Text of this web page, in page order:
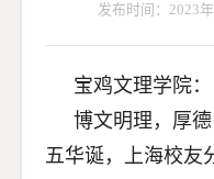
发布时间：2023
宝鸡文理学院：
博文明理，厚
五华诞，上海校友